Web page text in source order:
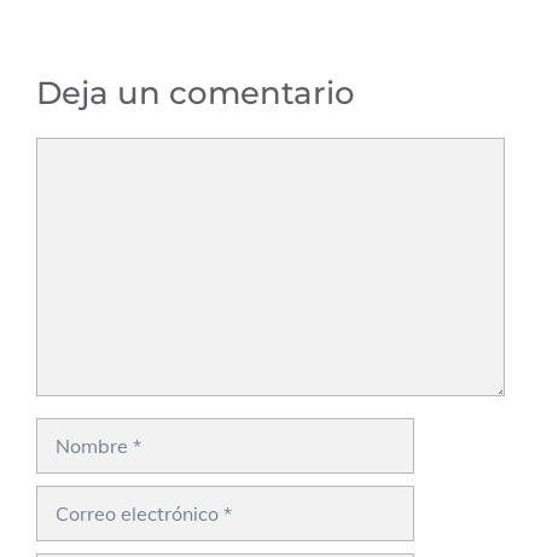
Deja un comentario